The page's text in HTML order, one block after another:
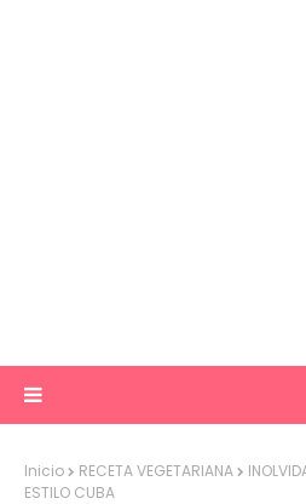
Inicio RECETA VEGETARIANA
ESTILO CUBA